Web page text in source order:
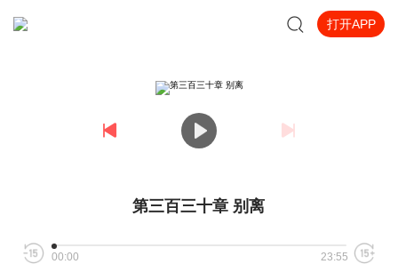
打开APP
第三百三十章 别离
00:00 23:55